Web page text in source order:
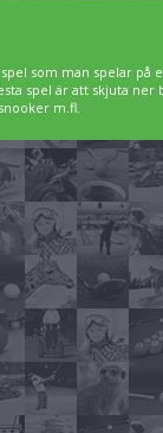
som man spelar
spel är att skjuta
m.fl.